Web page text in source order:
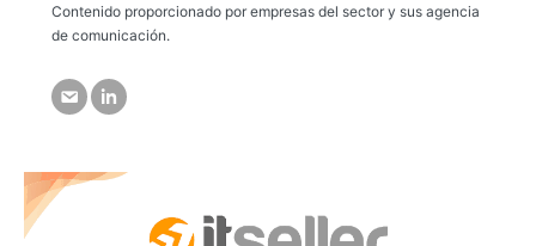
Contenido proporcionado por empresas del sector y sus agencia
de comunicación.